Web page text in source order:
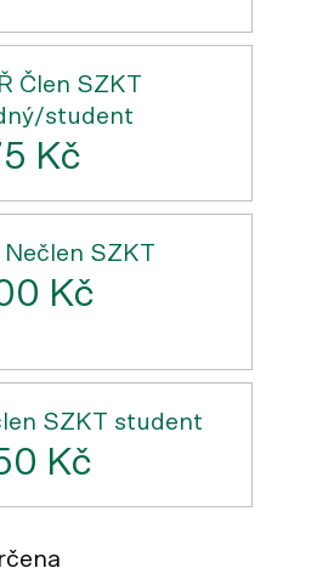
Člen SZKT
student
Kč
Nečlen SZKT
Kč
SZKT student
Kč